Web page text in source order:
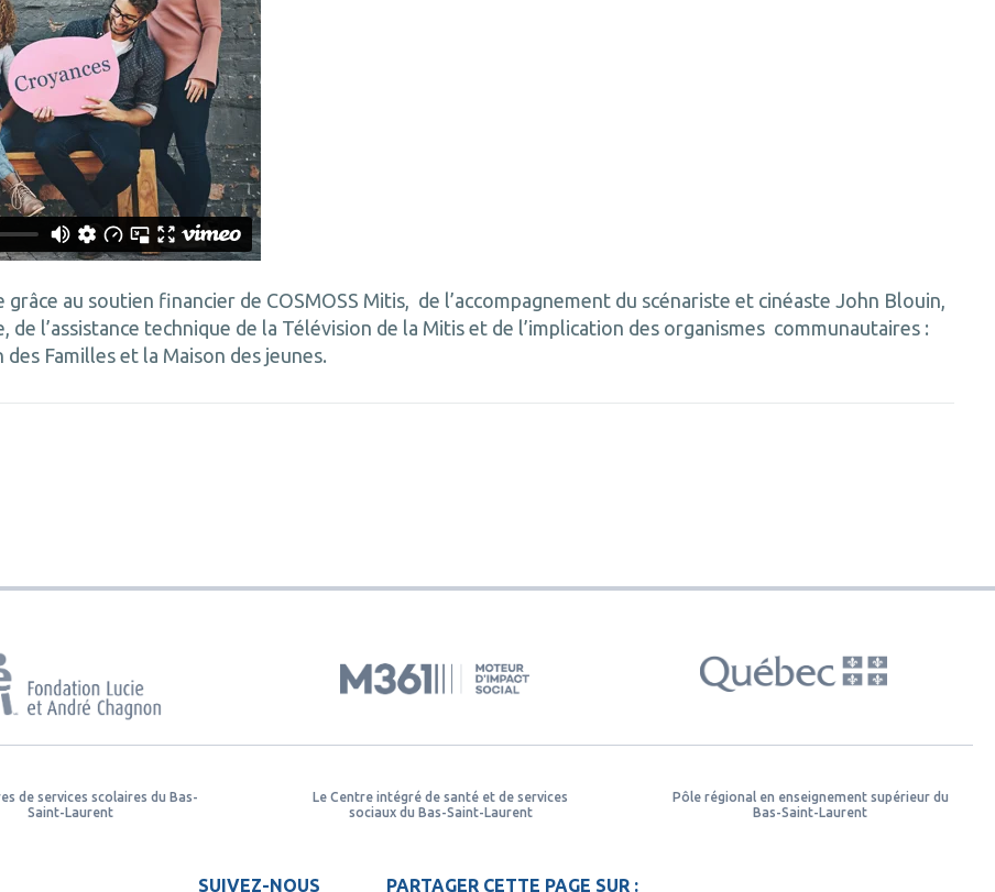
au soutien financier de COSMOSS Mitis, de l’accompagnement du scénariste et cinéaste John Blouin,
l’assistance technique de la Télévision de la Mitis et de l’implication des organismes communautaires :
Familles et la Maison des jeunes.
de services scolaires du Bas-
Saint-Laurent
Le Centre intégré de santé et de services
sociaux du Bas-Saint-Laurent
Pôle régional en enseignement supérieur du
Bas-Saint-Laurent
SUIVEZ-NOUS PARTAGER CETTE PAGE SUR :